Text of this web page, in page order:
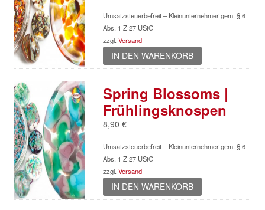
Umsatzsteuerbefreit – Kleinunternehmer gem. § 6
Abs. 1 Z 27 UStG
zzgl. Versand
IN DEN WARENKORB
Spring Blossoms |
Frühlingsknospen
8,90 €
Umsatzsteuerbefreit – Kleinunternehmer gem. § 6
Abs. 1 Z 27 UStG
zzgl. Versand
IN DEN WARENKORB